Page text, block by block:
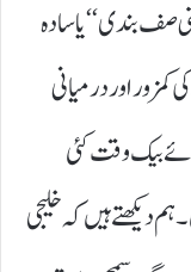
صف بندی‘‘ یا سادہ
اور درمیانی
بیک وقت کئی
دیکھتے ہیں کہ خلیجی